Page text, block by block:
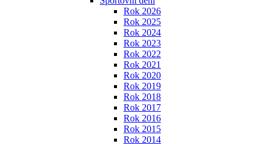
Rok 2026
Rok 2025
Rok 2024
Rok 2023
Rok 2022
Rok 2021
Rok 2020
Rok 2019
Rok 2018
Rok 2017
Rok 2016
Rok 2015
Rok 2014